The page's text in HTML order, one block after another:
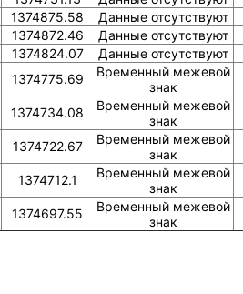
1374875.58
Данные отсутствуют
1374872.46
Данные отсутствуют
1374824.07
Данные отсутствуют
1374775.69
Временный межевой
знак
1374734.08
Временный межевой
знак
1374722.67
Временный межевой
знак
1374712.1
Временный межевой
знак
1374697.55
Временный межевой
знак